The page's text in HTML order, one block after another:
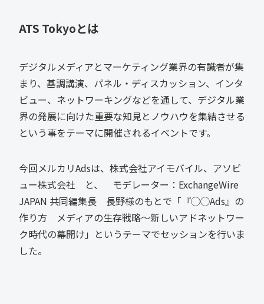
ATS Tokyoとは
デジタルメディアとマーケティング業界の有識者が集
まり、基調講演、パネル・ディスカッション、インタ
ビュー、ネットワーキングなどを通して、デジタル業
界の発展に向けた重要な知見とノウハウを集結させる
という事をテーマに開催されるイベントです。
今回メルカリAdsは、株式会社アイモバイル、アソビ
ュー株式会社 と、 モデレーター：ExchangeWire
JAPAN 共同編集長 長野様のもとで「『◯◯Ads』の
作り方 メディアの生存戦略～新しいアドネットワー
ク時代の幕開け」というテーマでセッションを行いま
した。